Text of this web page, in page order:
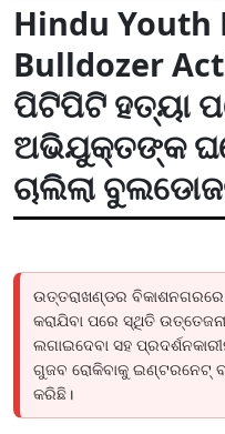
Hindu Youth
Bulldozer
ପିଟିପିଟି ହତ୍ୟା
ଅଭିଯୁକ୍ତଙ୍କ
ଚାଲିଲା
ଉତ୍ତରାଖଣ୍ଡର
କରାଯିବା ପରେ ସ୍ଥିତି
ଲଗାଇଦେବା ସହ
ଗୁଜବ ରୋକିବାକୁ
କରିଛି।